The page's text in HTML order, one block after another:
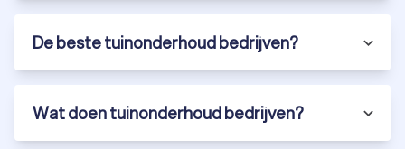
De beste tuinonderhoud bedrijven?
Wat doen tuinonderhoud bedrijven?